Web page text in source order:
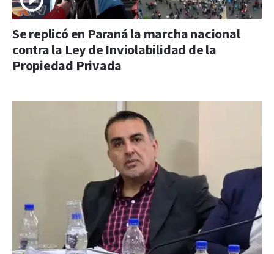
Se replicó en Paraná la marcha nacional
contra la Ley de Inviolabilidad de la
Propiedad Privada